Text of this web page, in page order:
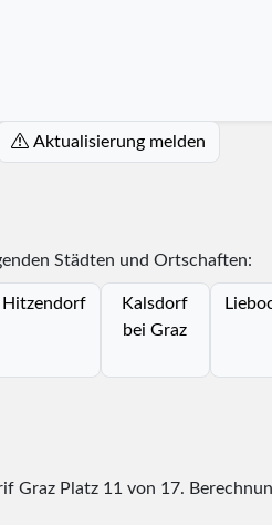
Aktualisierung melden
Städten und Ortschaften:
Hitzendorf
Kalsdorf
bei Graz
Graz Platz 11 von 17.